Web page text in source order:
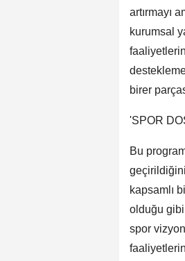
artırmayı
kurumsal
birer
'SPOR
Bu
kapsamlı
olduğu gibi
spor